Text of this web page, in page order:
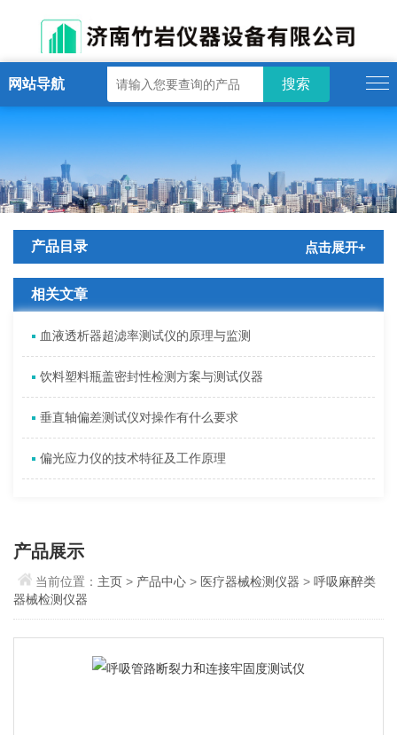
网站导航
产品目录 点击展开+
相关文章
血液透析器超滤率测试仪的原理与监测
饮料塑料瓶盖密封性检测方案与测试仪器
垂直轴偏差测试仪对操作有什么要求
偏光应力仪的技术特征及工作原理
产品展示
当前位置： 主页> 产品中心> 医疗器械检测仪器 >呼吸麻醉类
器械检测仪器